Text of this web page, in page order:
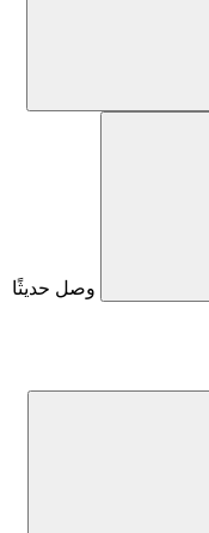
وصل حديثًا